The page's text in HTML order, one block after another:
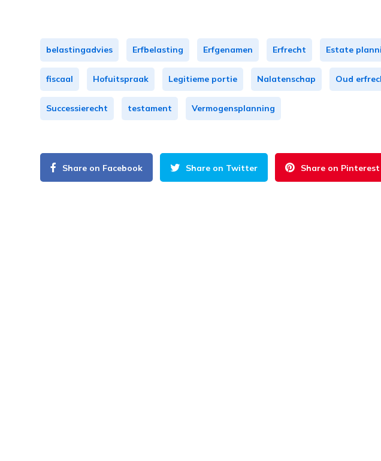
belastingadvies Erfbelasting Erfgenamen Erfrecht Estate
fiscaal Hofuitspraak Legitieme portie Nalatenschap Oud
Successierecht testament Vermogensplanning
Share on Facebook Share on Twitter Share on Pinterest